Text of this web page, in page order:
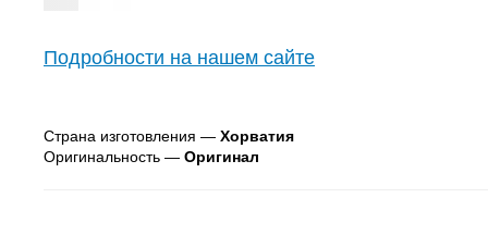
Подробности на нашем сайте
Страна изготовления — Хорватия
Оригинальность — Оригинал